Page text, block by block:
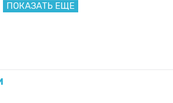
ПОКАЗАТЬ ЕЩЕ